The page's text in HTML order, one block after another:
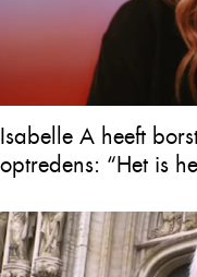
Isabelle A heeft
optredens: “Het is